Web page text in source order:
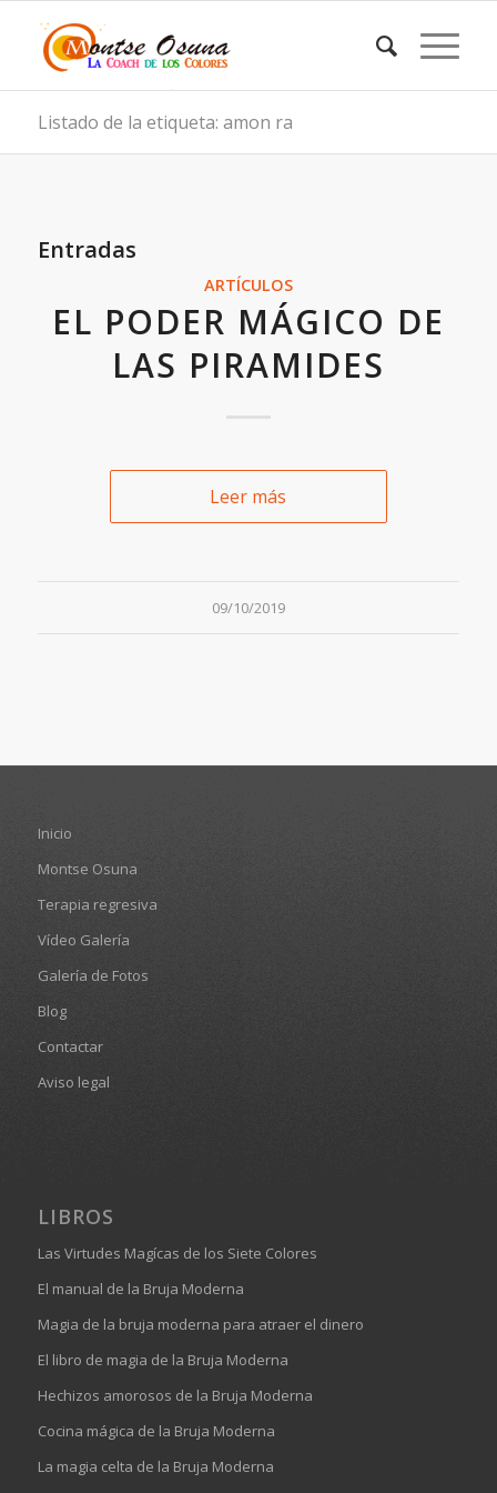
Listado de la etiqueta: amon ra
Entradas
ARTÍCULOS
EL PODER MÁGICO DE
LAS PIRAMIDES
Leer más
09/10/2019
Inicio
Montse Osuna
Terapia regresiva
Vídeo Galería
Galería de Fotos
Blog
Contactar
Aviso legal
LIBROS
Las Virtudes Magícas de los Siete Colores
El manual de la Bruja Moderna
Magia de la bruja moderna para atraer el dinero
El libro de magia de la Bruja Moderna
Hechizos amorosos de la Bruja Moderna
Cocina mágica de la Bruja Moderna
La magia celta de la Bruja Moderna